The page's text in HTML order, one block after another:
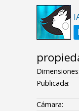
Dimensiones:
Publicada:
Cámara: